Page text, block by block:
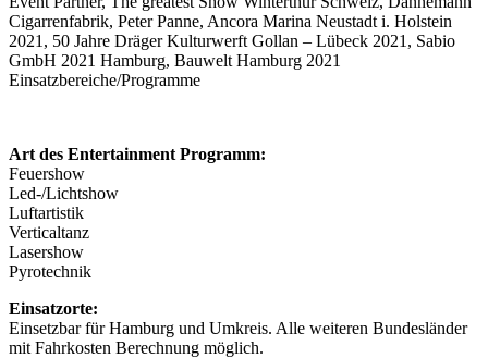
Cigarrenfabrik, Peter Panne, Ancora Marina Neustadt i. Holstein
2021, 50 Jahre Dräger Kulturwerft Gollan – Lübeck 2021, Sabio
GmbH 2021 Hamburg, Bauwelt Hamburg 2021
Einsatzbereiche/Programme
Art des Entertainment Programm:
Feuershow
Led-/Lichtshow
Luftartistik
Verticaltanz
Lasershow
Pyrotechnik
Einsatzorte:
Einsetzbar für Hamburg und Umkreis. Alle weiteren Bundesländer
mit Fahrkosten Berechnung möglich.